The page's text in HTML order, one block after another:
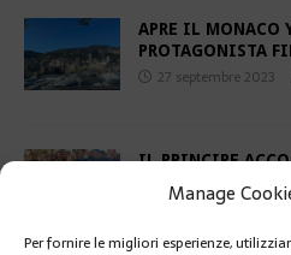
Manage
Per fornire le migliori esperienze,
APRE IL MONACO
PROTAGONISTA
27 septembre 2023
IL PRINCIPE
CORSA
PER